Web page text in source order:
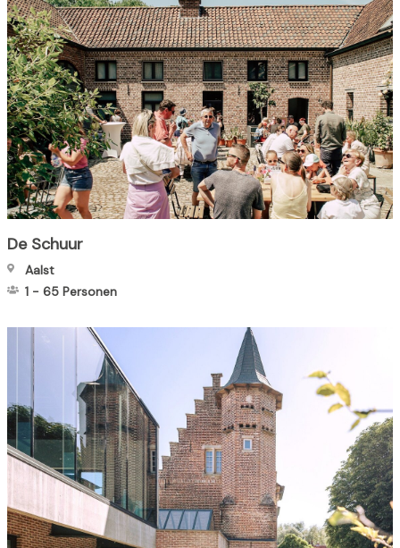
De Schuur
Aalst
1 - 65 Personen